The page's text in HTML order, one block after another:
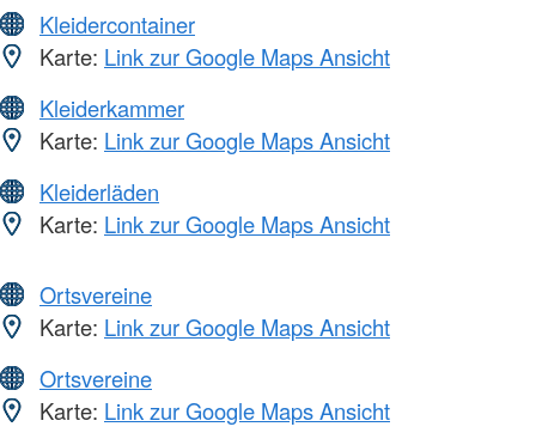
Kleidercontainer
Karte: Link zur Google Maps Ansicht
Kleiderkammer
Karte: Link zur Google Maps Ansicht
Kleiderläden
Karte: Link zur Google Maps Ansicht
Ortsvereine
Karte: Link zur Google Maps Ansicht
Ortsvereine
Karte: Link zur Google Maps Ansicht